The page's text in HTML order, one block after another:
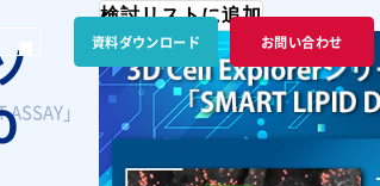
資料ダウンロード お問い合わせ
」
検討リストに追加